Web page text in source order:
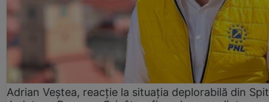
Adrian Veștea, reacție la situația deplorabilă din